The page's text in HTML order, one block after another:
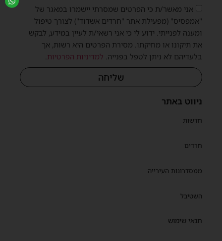
ניווט באתר
חדשות
חרדים
ממסדרונות העירייה
השטיבל
תנאי שימוש
אני מאשר/ת כי הפרטים שמסרתי יישמרו במאגר של
"אמפסיס" (מפעילת אתר "חרדים אשדוד") לצורך טיפול
ומענה לפנייתי. ידוע לי כי אני רשאי/ת לעיין במידע, לבקש
את תיקונו או מחיקתו. מסירת הפרטים היא רשות, אך
בלעדיהם לא ניתן לטפל בפנייה. למדיניות הפרטיות.
שליחה